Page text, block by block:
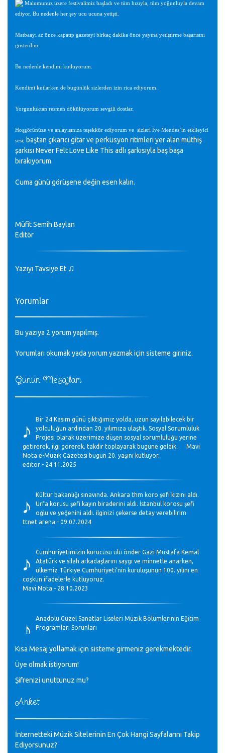
Günün Mesajları
♪
Bir 24 Kasım günü çıktığımız yolda, uzun sayılabilecek bir
yolculuğun ardından 20. yılımıza ulaştık. Sosyal Sorumluluk
Projesi olarak üzerimize düşen sosyal sorumluluğu yerine
getirerek, ilgi görerek, takdir toplayarak bugüne geldik. Mavi
Nota e-Müzik Gazetesi bugün 20. yaşını kutluyor.
editör - 24.11.2025
♪
Kültür bakanlığı sınavında. Ankara thm koro şefi kızını aldı.
Urfa korusu şefi kayın biraderini aldı. İstanbul korosu şefi
oğlu ve yeğenini aldı. ilginizi çekerse detay verebilirim
ttnet arena - 09.07.2024
♪
Cumhuriyetimizin kurucusu ulu önder Gazi Mustafa Kemal
Atatürk ve silah arkadaşlarını saygı ve minnetle anarken,
ülkemiz Türkiye Cumhuriyeti’nin kuruluşunun 100. yılını en
coşkun ifadelerle kutluyoruz.
Mavi Nota - 28.10.2023
♪
Anadolu Güzel Sanatlar Liseleri Müzik Bölümlerinin Eğitim
Programları Sorunları
♪
GEÇMİŞ OLSUN TÜRKİYE!
Mavi Nota - 07.02.2023
♪
30 yıl sonra karşılaşmak çok güzel Kurtuluş, teveccüh
M.Semih Baylan - 08.01.2023
Kısa Mesaj yollamak için sisteme girmeniz gerekmektedir.
Üye olmak istiyorum!
Şifrenizi unuttunuz mu?
Anket
İnternetteki Müzik Sitelerinin En Çok Hangi Sayfalarını Takip
Ediyorsunuz?
Malumunuz üzere festivalimiz başladı ve tüm hızıyla, tüm yoğunluyla devam
ediyor. Bu nedenle her şey ucu ucuna yetişti.
Matbaayı az önce kapatıp gazeteyi birkaç dakika önce yayına yetiştirme başarısını
gösterdim.
Bu nedenle kendimi kutluyorum.
Kendimi kutlarken de bugünlük sizlerden izin rica ediyorum.
Yorgunluktan resmen dökülüyorum sevgili dostlar.
Hoşgörünüze ve anlayışınıza teşekkür ediyorum ve sizleri İve Mendes’in etkileyici
sesi,
baştan çıkarıcı gitar ve perküsyon ritimleri yer alan müthiş
şarkısı Never Felt Love Like This adlı şarkısıyla baş başa
bırakıyorum.
Cuma günü görüşene değin esen kalın.
Müfit Semih Baylan
Editör
Yazıyı Tavsiye Et ♫
Yorumlar
Bu yazıya 2 yorum yapılmış.
Yorumları okumak yada yorum yazmak için sisteme giriniz.